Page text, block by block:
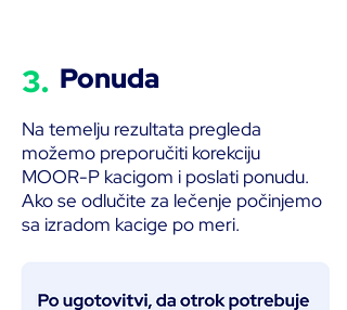
3. Ponuda
Na temelju rezultata pregleda
možemo preporučiti korekciju
MOOR-P kacigom i poslati ponudu.
Ako se odlučite za lečenje počinjemo
sa izradom kacige po meri.